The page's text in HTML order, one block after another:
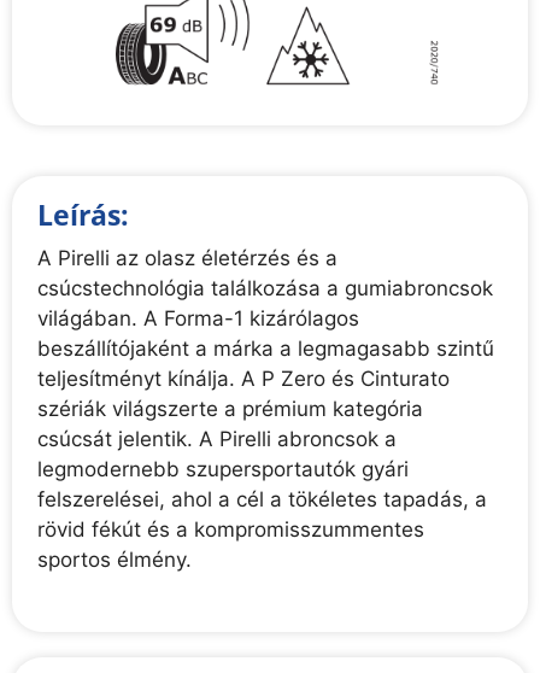
Leírás:
A Pirelli az olasz életérzés és a
csúcstechnológia találkozása a gumiabroncsok
világában. A Forma-1 kizárólagos
beszállítójaként a márka a legmagasabb szintű
teljesítményt kínálja. A P Zero és Cinturato
szériák világszerte a prémium kategória
csúcsát jelentik. A Pirelli abroncsok a
legmodernebb szupersportautók gyári
felszerelései, ahol a cél a tökéletes tapadás, a
rövid fékút és a kompromisszummentes
sportos élmény.